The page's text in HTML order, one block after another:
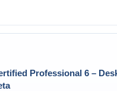
Professional 6 –